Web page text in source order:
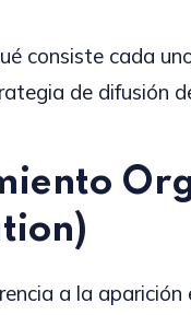
consiste cada
de difusión
a la aparición